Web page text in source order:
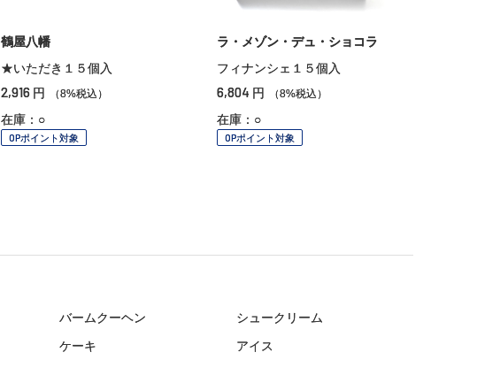
鶴屋八幡
★いただき１５個入
2,916 円 （8%税込）
在庫：○
OPポイント対象
ラ・メゾン・デュ・ショコラ
フィナンシェ１５個入
6,804 円 （8%税込）
在庫：○
OPポイント対象
バームクーヘン
シュークリーム
ケーキ
アイス